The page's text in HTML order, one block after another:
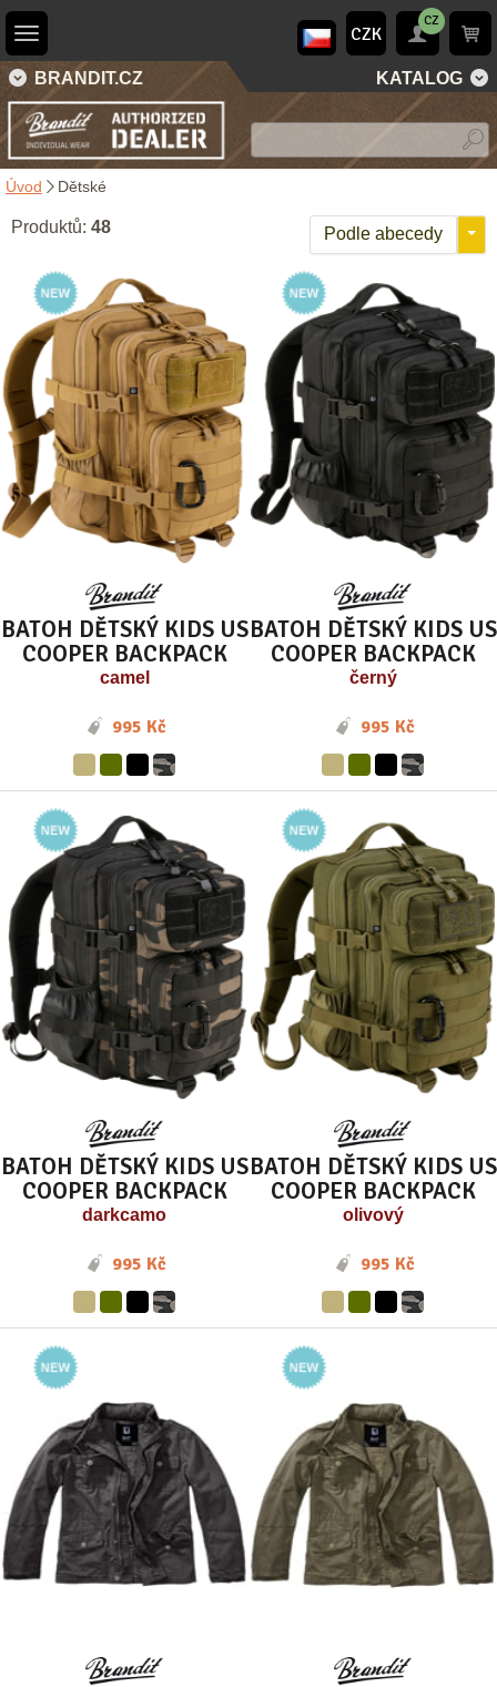
CZK
CZ
BRANDIT.CZ KATALOG
Úvod Dětské
Produktů: 48 Podle abecedy
BATOH DĚTSKÝ KIDS US
COOPER BACKPACK
camel
995 Kč
BATOH DĚTSKÝ KIDS US
COOPER BACKPACK
černý
995 Kč
BATOH DĚTSKÝ KIDS US
COOPER BACKPACK
darkcamo
995 Kč
BATOH DĚTSKÝ KIDS US
COOPER BACKPACK
olivový
995 Kč